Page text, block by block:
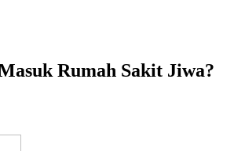
Rumah Sakit Jiwa?